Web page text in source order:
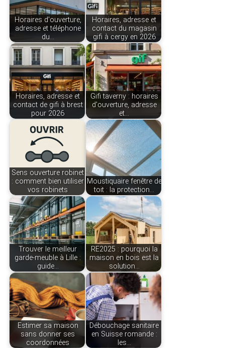
Horaires d'ouverture,
adresse et téléphone
du…
Horaires, adresse et
contact du magasin
gifi à cergy en 2026
Horaires, adresse et
contact de gifi à brest
pour 2026
Gifi taverny : horaires
d'ouverture, adresse
et…
Sens ouverture robinet
: comment bien utiliser
vos robinets
Moustiquaire fenêtre de
toit : la protection…
Trouver le meilleur
garde-meuble à Lille :
guide…
RE2025 : pourquoi la
maison en bois est la
solution…
Estimer sa maison
sans donner ses
coordonnées
Débouchage sanitaire
en Suisse romande :
les…